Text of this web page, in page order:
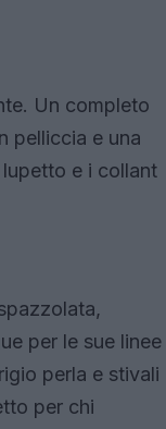
Un completo
pelliccia e una
e i collant
per le sue linee
perla e stivali
per chi